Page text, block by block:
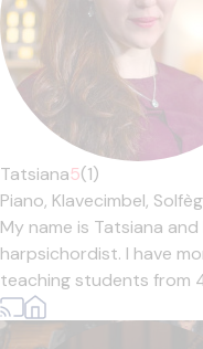
Tatsiana5(1)
Piano, Klavecimbel,
My name is Tatsiana
harpsichordist. I have
teaching students from